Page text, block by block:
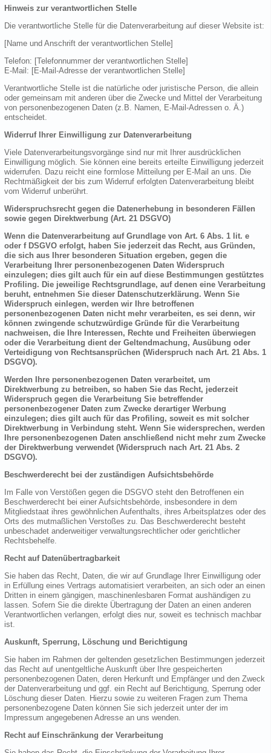
Hinweis zur verantwortlichen Stelle
Die verantwortliche Stelle für die Datenverarbeitung auf dieser Website ist:
[Name und Anschrift der verantwortlichen Stelle]
Telefon: [Telefonnummer der verantwortlichen Stelle]
E-Mail: [E-Mail-Adresse der verantwortlichen Stelle]
Verantwortliche Stelle ist die natürliche oder juristische Person, die allein
oder gemeinsam mit anderen über die Zwecke und Mittel der Verarbeitung
von personenbezogenen Daten (z.B. Namen, E-Mail-Adressen o. Ä.)
entscheidet.
Widerruf Ihrer Einwilligung zur Datenverarbeitung
Viele Datenverarbeitungsvorgänge sind nur mit Ihrer ausdrücklichen
Einwilligung möglich. Sie können eine bereits erteilte Einwilligung jederzeit
widerrufen. Dazu reicht eine formlose Mitteilung per E-Mail an uns. Die
Rechtmäßigkeit der bis zum Widerruf erfolgten Datenverarbeitung bleibt
vom Widerruf unberührt.
Widerspruchsrecht gegen die Datenerhebung in besonderen Fällen
sowie gegen Direktwerbung (Art. 21 DSGVO)
Wenn die Datenverarbeitung auf Grundlage von Art. 6 Abs. 1 lit. e
oder f DSGVO erfolgt, haben Sie jederzeit das Recht, aus Gründen,
die sich aus Ihrer besonderen Situation ergeben, gegen die
Verarbeitung Ihrer personenbezogenen Daten Widerspruch
einzulegen; dies gilt auch für ein auf diese Bestimmungen gestütztes
Profiling. Die jeweilige Rechtsgrundlage, auf denen eine Verarbeitung
beruht, entnehmen Sie dieser Datenschutzerklärung. Wenn Sie
Widerspruch einlegen, werden wir Ihre betroffenen
personenbezogenen Daten nicht mehr verarbeiten, es sei denn, wir
können zwingende schutzwürdige Gründe für die Verarbeitung
nachweisen, die Ihre Interessen, Rechte und Freiheiten überwiegen
oder die Verarbeitung dient der Geltendmachung, Ausübung oder
Verteidigung von Rechtsansprüchen (Widerspruch nach Art. 21 Abs. 1
DSGVO).
Werden Ihre personenbezogenen Daten verarbeitet, um
Direktwerbung zu betreiben, so haben Sie das Recht, jederzeit
Widerspruch gegen die Verarbeitung Sie betreffender
personenbezogener Daten zum Zwecke derartiger Werbung
einzulegen; dies gilt auch für das Profiling, soweit es mit solcher
Direktwerbung in Verbindung steht. Wenn Sie widersprechen, werden
Ihre personenbezogenen Daten anschließend nicht mehr zum Zwecke
der Direktwerbung verwendet (Widerspruch nach Art. 21 Abs. 2
DSGVO).
Beschwerderecht bei der zuständigen Aufsichtsbehörde
Im Falle von Verstößen gegen die DSGVO steht den Betroffenen ein
Beschwerderecht bei einer Aufsichtsbehörde, insbesondere in dem
Mitgliedstaat ihres gewöhnlichen Aufenthalts, ihres Arbeitsplatzes oder des
Orts des mutmaßlichen Verstoßes zu. Das Beschwerderecht besteht
unbeschadet anderweitiger verwaltungsrechtlicher oder gerichtlicher
Rechtsbehelfe.
Recht auf Datenübertragbarkeit
Sie haben das Recht, Daten, die wir auf Grundlage Ihrer Einwilligung oder
in Erfüllung eines Vertrags automatisiert verarbeiten, an sich oder an einen
Dritten in einem gängigen, maschinenlesbaren Format aushändigen zu
lassen. Sofern Sie die direkte Übertragung der Daten an einen anderen
Verantwortlichen verlangen, erfolgt dies nur, soweit es technisch machbar
ist.
Auskunft, Sperrung, Löschung und Berichtigung
Sie haben im Rahmen der geltenden gesetzlichen Bestimmungen jederzeit
das Recht auf unentgeltliche Auskunft über Ihre gespeicherten
personenbezogenen Daten, deren Herkunft und Empfänger und den Zweck
der Datenverarbeitung und ggf. ein Recht auf Berichtigung, Sperrung oder
Löschung dieser Daten. Hierzu sowie zu weiteren Fragen zum Thema
personenbezogene Daten können Sie sich jederzeit unter der im
Impressum angegebenen Adresse an uns wenden.
Recht auf Einschränkung der Verarbeitung